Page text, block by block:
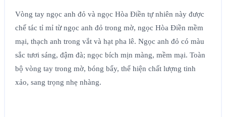
Vòng tay ngọc anh đỏ và ngọc Hòa Điền tự nhiên này được
chế tác tỉ mỉ từ ngọc anh đỏ trong mờ, ngọc Hòa Điền mềm
mại, thạch anh trong vắt và hạt pha lê. Ngọc anh đỏ có màu
sắc tươi sáng, đậm đà; ngọc bích mịn màng, mềm mại. Toàn
bộ vòng tay trong mờ, bóng bẩy, thể hiện chất lượng tinh
xảo, sang trọng nhẹ nhàng.